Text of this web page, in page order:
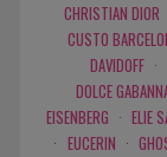
CHRISTIAN DIOR
CUSTO
DAVIDOFF ·
DOLCE
EISENBERG · ELIE
· EUCERIN ·